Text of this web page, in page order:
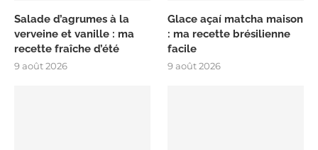
Salade d’agrumes à la
verveine et vanille : ma
recette fraîche d’été
9 août 2026
Glace açaí matcha maison
: ma recette brésilienne
facile
9 août 2026